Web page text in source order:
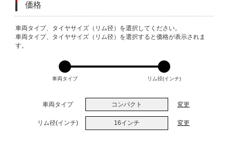
価格
VARIATIONS
車両タイプ、タイヤサイズ（リム径）を選択してください。
車両タイプ、タイヤサイズ（リム径）を選択すると価格が表示されま
す。
車両タイプ リム径(インチ)
車両タイプ コンパクト 変更
リム径(インチ) 16インチ 変更